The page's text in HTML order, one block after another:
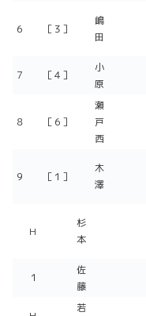
６ ［３］
嶋
田
７ ［４］
小
原
８ ［６］
瀬
戸
西
９ ［１］
木
澤
H
杉
本
１
佐
藤
若